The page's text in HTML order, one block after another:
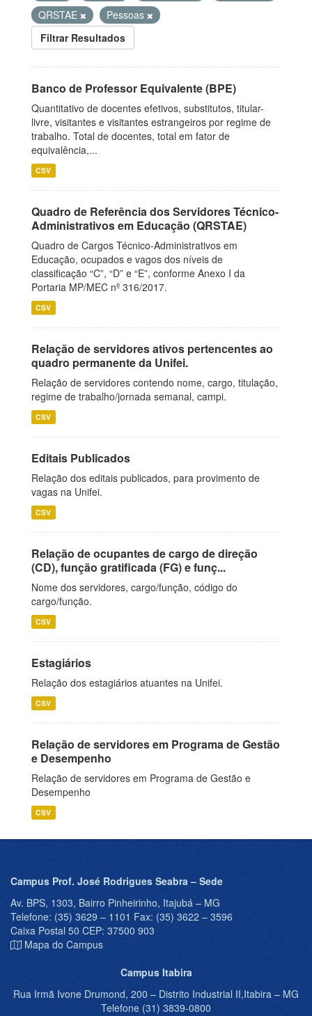
QRSTAE
Pessoas
Filtrar Resultados
Banco de Professor Equivalente (BPE)
Quantitativo de docentes efetivos, substitutos, titular-
livre, visitantes e visitantes estrangeiros por regime de
trabalho. Total de docentes, total em fator de
equivalência,...
CSV
Quadro de Referência dos Servidores Técnico-
Administrativos em Educação (QRSTAE)
Quadro de Cargos Técnico-Administrativos em
Educação, ocupados e vagos dos níveis de
classificação “C”, “D” e “E”, conforme Anexo I da
Portaria MP/MEC nº 316/2017.
CSV
Relação de servidores ativos pertencentes ao
quadro permanente da Unifei.
Relação de servidores contendo nome, cargo, titulação,
regime de trabalho/jornada semanal, campi.
CSV
Editais Publicados
Relação dos editais publicados, para provimento de
vagas na Unifei.
CSV
Relação de ocupantes de cargo de direção
(CD), função gratificada (FG) e funç...
Nome dos servidores, cargo/função, código do
cargo/função.
CSV
Estagiários
Relação dos estagiários atuantes na Unifei.
CSV
Relação de servidores em Programa de Gestão
e Desempenho
Relação de servidores em Programa de Gestão e
Desempenho
CSV
Campus Prof. José Rodrigues Seabra – Sede
Av. BPS, 1303, Bairro Pinheirinho, Itajubá – MG
Telefone: (35) 3629 – 1101 Fax: (35) 3622 – 3596
Caixa Postal 50 CEP: 37500 903
Mapa do Campus
Campus Itabira
Rua Irmã Ivone Drumond, 200 – Distrito Industrial II,Itabira – MG
Telefone (31) 3839-0800